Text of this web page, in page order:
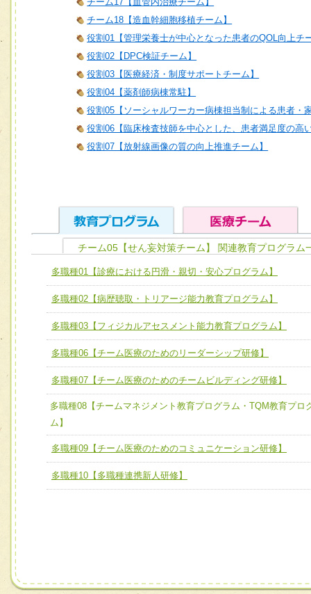
チーム18【造血幹細胞移植チーム】
役割01【管理栄養士が中心となった患者のQOL向上チ
役割02【DPC検証チーム】
役割03【医療経済・制度サポートチーム】
役割04【薬剤師病棟常駐】
役割05【ソーシャルワーカー病棟担当制による患者・
役割06【臨床検査技師を中心とした、患者満足度の高
役割07【放射線画像の質の向上推進チーム】
ユニット１ 医療人としての基礎能力
全人的医療を実践する医療人として、必要な基礎能力を身
ける
ユニット２ チーム医療構成力
必要に応じて柔軟に医療チームを組織し、強調できる
ユニット３ 多職種連携力
他職種の視点とスキルを学び、相互理解と連携を深める
チーム01【病院内横断的問題解決チーム】
チーム02【地域医療連携推進による高度医療を必要とする
宅患者等支援チーム】
チーム03【癌患者服薬サポートチーム】
チーム04【口腔ケアチーム】
チーム05【せん妄対策チーム】
チーム07【病院職員に対する院内感染対策教育チーム】
チーム08【地域関係機関と連携した小児リハビリテーショ
チーム05【せん妄対策チーム】 関連教育プログラム
多職種01【診療における円滑・親切・安心プログラム】
多職種02【病歴聴取・トリアージ能力教育プログラム】
多職種03【フィジカルアセスメント能力教育プログラム】
多職種06【チーム医療のためのリーダーシップ研修】
多職種07【チーム医療のためのチームビルディング研修】
多職種08【チームマネジメント教育プログラム・TQM教育プロ
ム】
多職種09【チーム医療のためのコミュニケーション研修】
多職種10【多職種連携新人研修】